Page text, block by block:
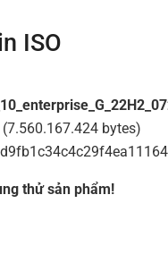
ISO
(7.560.167.424 bytes)
thử sản phẩm!